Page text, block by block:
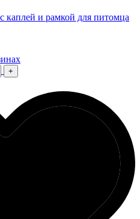
каплей и рамкой для питомца
+